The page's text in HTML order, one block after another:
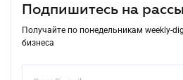
Подпишитесь на
Получайте по понедельникам weekly-
бизнеса